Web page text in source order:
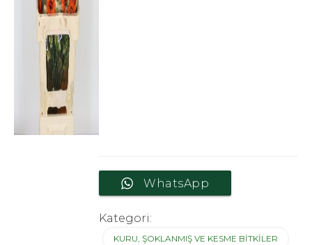
WhatsApp
Kategori:
KURU, ŞOKLANMIŞ VE KESME BITKILER